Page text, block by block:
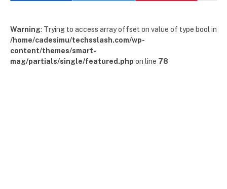
Warning: Trying to access array offset on value of type bool in
/home/cadesimu/techsslash.com/wp-
content/themes/smart-
mag/partials/single/featured.php on line 78